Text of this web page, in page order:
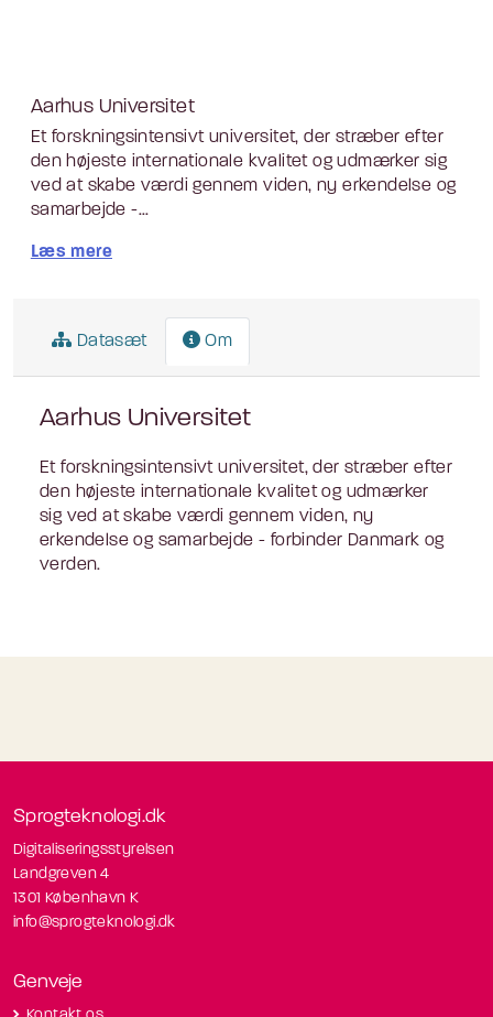
Aarhus Universitet
Et forskningsintensivt universitet, der stræber efter
den højeste internationale kvalitet og udmærker sig
ved at skabe værdi gennem viden, ny erkendelse og
samarbejde -...
Læs mere
Datasæt Om
Aarhus Universitet
Et forskningsintensivt universitet, der stræber efter
den højeste internationale kvalitet og udmærker
sig ved at skabe værdi gennem viden, ny
erkendelse og samarbejde - forbinder Danmark og
verden.
Sprogteknologi.dk
Digitaliseringsstyrelsen
Landgreven 4
1301 København K
info@sprogteknologi.dk
Genveje